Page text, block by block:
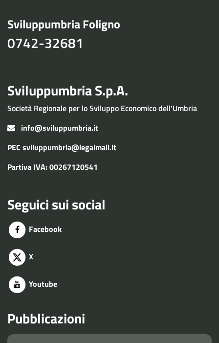
Sviluppumbria Foligno
0742-32681
Sviluppumbria S.p.A.
Società Regionale per lo Sviluppo Economico dell'Umbria
info@sviluppumbria.it
PEC sviluppumbria@legalmail.it
Partiva IVA: 00267120541
Seguici sui social
Facebook
X
Youtube
Pubblicazioni